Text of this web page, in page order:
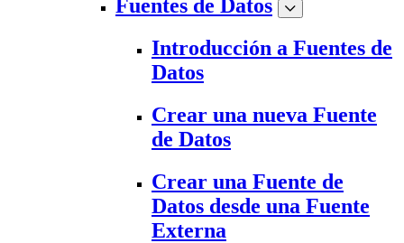
Fuentes de Datos
Introducción a Fuentes de
Datos
Crear una nueva Fuente
de Datos
Crear una Fuente de
Datos desde una Fuente
Externa